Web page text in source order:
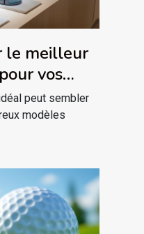
le meilleur
vos
?
peut sembler
modèles